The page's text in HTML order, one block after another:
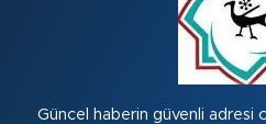
Güncel haberin güvenli adresi